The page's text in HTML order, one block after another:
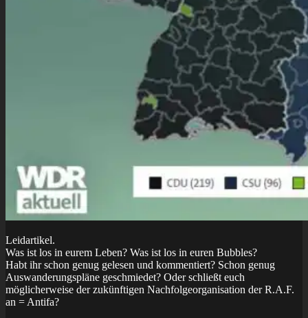
Leidartikel.
Was ist los in eurem Leben? Was ist los in euren Bubbles?
Habt ihr schon genug gelesen und kommentiert? Schon genug
Auswanderungspläne geschmiedet? Oder schließt euch
möglicherweise der zukünftigen Nachfolgeorganisation der R.A.F.
an = Antifa?